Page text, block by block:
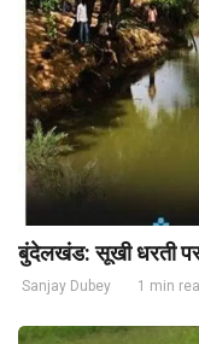
बुंदेलखंड: सूखी धरती पर
Sanjay Dubey 1 min